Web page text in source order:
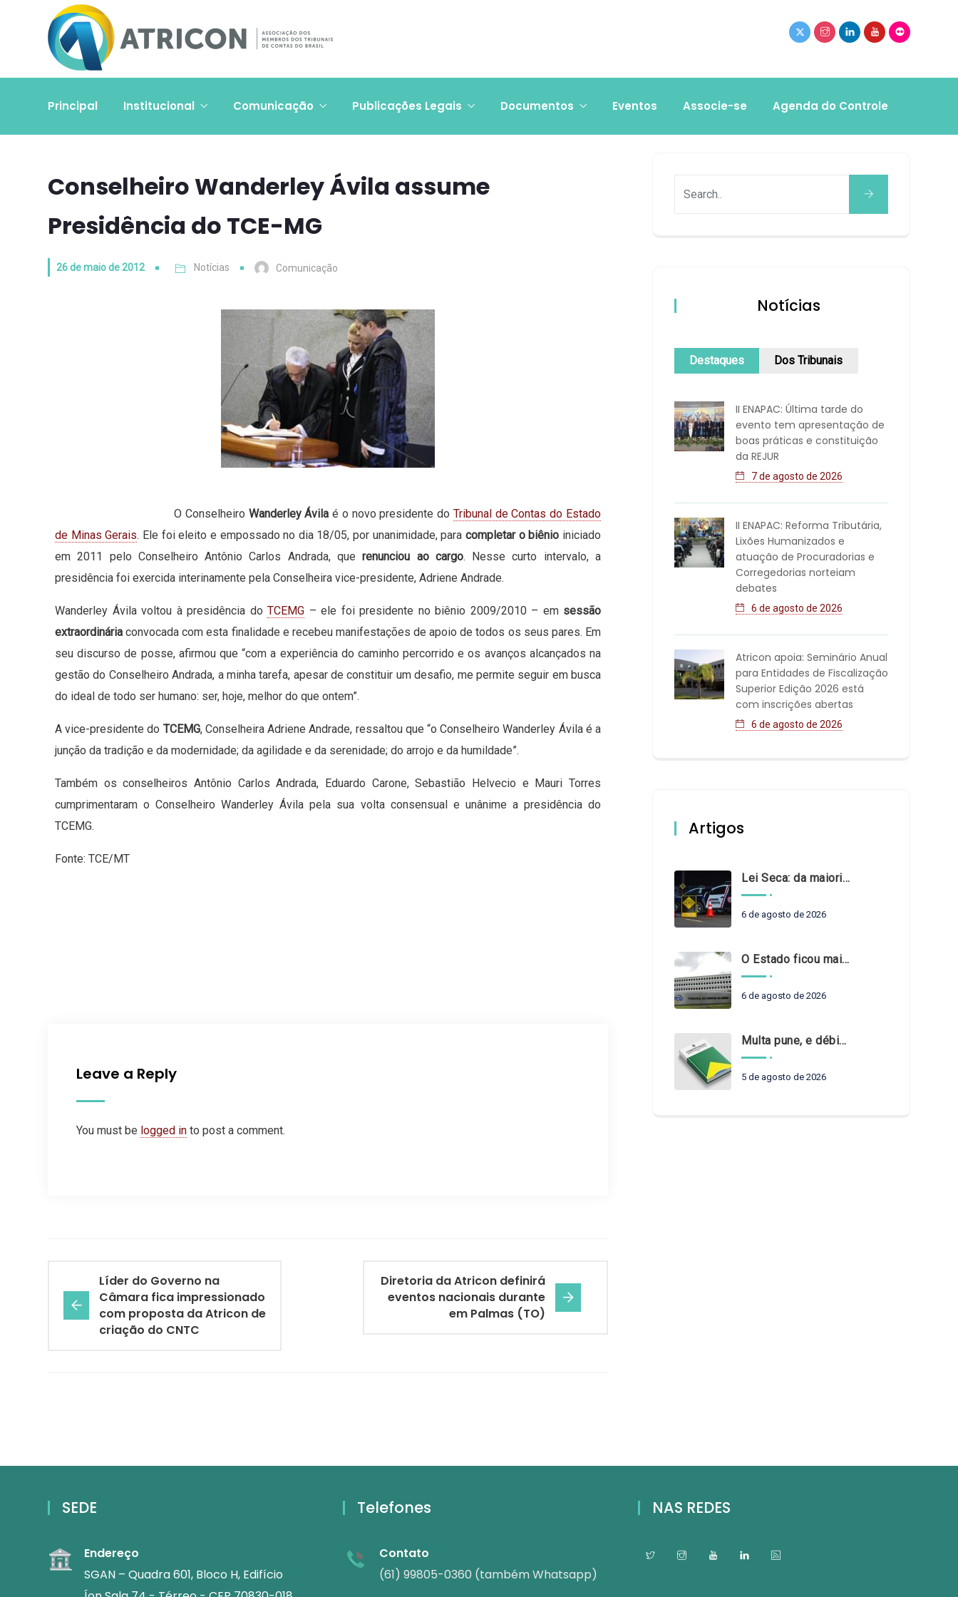
Principal Institucional Comunicação Publicações Legais Documentos Eventos Associe-se Agenda do Controle
Conselheiro Wanderley Ávila assume
Presidência do TCE-MG
26 de maio de 2012 Notícias Comunicação
O Conselheiro Wanderley Ávila é o novo presidente do Tribunal de Contas do Estado
de Minas Gerais. Ele foi eleito e empossado no dia 18/05, por unanimidade, paracompletar o biênio iniciado
em 2011 pelo Conselheiro Antônio Carlos Andrada, querenunciou ao cargo. Nesse curto intervalo, a
presidência foi exercida interinamente pela Conselheira vice-presidente, Adriene Andrade.
Wanderley Ávila voltou à presidência do TCEMG – ele foi presidente no biênio 2009/2010 – em sessão
extraordinária convocada com esta finalidade e recebeu manifestações de apoio de todos os seus pares. Em
seu discurso de posse, afirmou que “com a experiência do caminho percorrido e os avanços alcançados na
gestão do Conselheiro Andrada, a minha tarefa, apesar de constituir um desafio, me permite seguir em busca
do ideal de todo ser humano: ser, hoje, melhor do que ontem”.
A vice-presidente do TCEMG, Conselheira Adriene Andrade, ressaltou que “o Conselheiro Wanderley Ávila é a
junção da tradição e da modernidade; da agilidade e da serenidade; do arrojo e da humildade”.
Também os conselheiros Antônio Carlos Andrada, Eduardo Carone, Sebastião Helvecio e Mauri Torres
cumprimentaram o Conselheiro Wanderley Ávila pela sua volta consensual e unânime a presidência do
TCEMG.
Fonte: TCE/MT
Leave a Reply
You must be logged in to post a comment.
Líder do Governo na
Câmara fica impressionado
com proposta da Atricon de
criação do CNTC
Diretoria da Atricon definirá
eventos nacionais durante
em Palmas (TO)
Notícias
Destaques Dos Tribunais
II ENAPAC: Última tarde do
evento tem apresentação de
boas práticas e constituição
da REJUR
7 de agosto de 2026
II ENAPAC: Reforma Tributária,
Lixões Humanizados e
atuação de Procuradorias e
Corregedorias norteiam
debates
6 de agosto de 2026
Atricon apoia: Seminário Anual
para Entidades de Fiscalização
Superior Edição 2026 está
com inscrições abertas
6 de agosto de 2026
Artigos
Lei Seca: da maioridade à maturidade
6 de agosto de 2026
O Estado ficou mais complexo. O controle precisa acompanhar
6 de agosto de 2026
Multa pune, e débito recompõe. § 3º do art. 71 da Constituição: um problema de legística formal
5 de agosto de 2026
SEDE
Endereço
SGAN – Quadra 601, Bloco H, Edifício
Telefones
Contato
(61) 99805-0360 (também Whatsapp)
NAS REDES